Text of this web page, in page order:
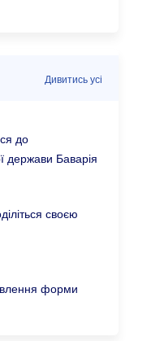
Дивитись усі
до
держави Баварія
своєю
форми